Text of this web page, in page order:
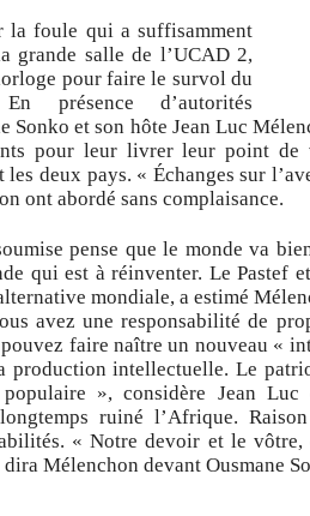
la foule qui a suffisamment
grande salle de l’UCAD 2,
pour faire le survol du
En présence d’autorités
Sonko et son hôte Jean Luc
pour leur livrer leur point
deux pays. « Échanges sur
ont abordé sans complaisance.
pense que le monde va
qui est à réinventer. Le Pastef
mondiale, a estimé
avez une responsabilité de
faire naître un nouveau «
intellectuelle. Le
», considère Jean
ruiné l’Afrique.
« Notre devoir et le
Mélenchon devant Ousmane